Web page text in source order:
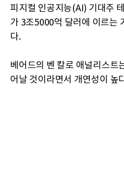
피지컬 인공지능(AI) 기대주
가 3조5000억 달러에 이르는
다.
베어드의 벤 칼로 애널리스트
어날 것이라면서 개연성이 높